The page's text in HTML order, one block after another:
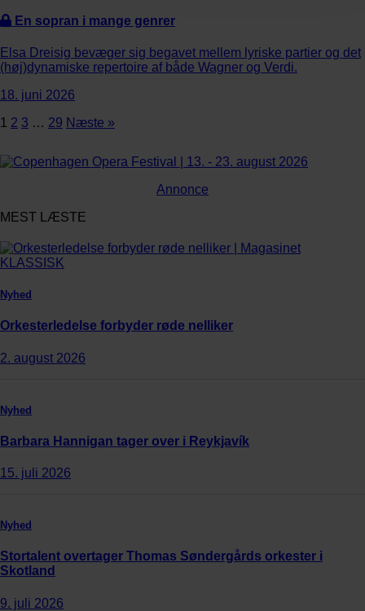
En sopran i mange genrer
Elsa Dreisig bevæger sig begavet mellem lyriske partier og det
(høj)dynamiske repertoire af både Wagner og Verdi.
18. juni 2026
1 2 3 … 29 Næste »
Annonce
MEST LÆSTE
Nyhed
Orkesterledelse forbyder røde nelliker
2. august 2026
Nyhed
Barbara Hannigan tager over i Reykjavík
15. juli 2026
Nyhed
Stortalent overtager Thomas Søndergårds orkester i
Skotland
9. juli 2026